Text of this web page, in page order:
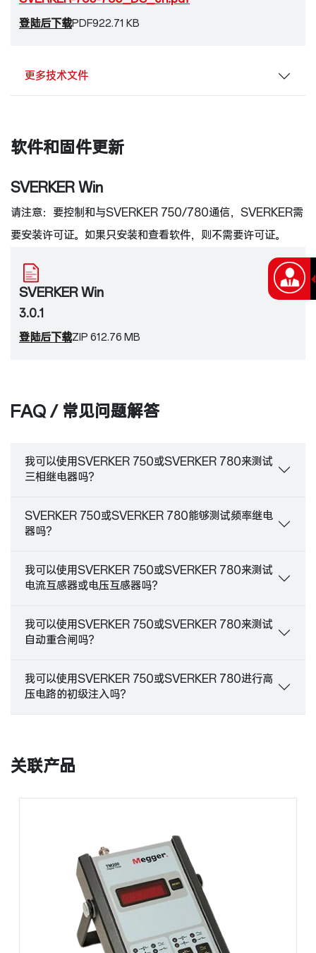
登陆后下载PDF922.71 KB
更多技术文件
软件和固件更新
SVERKER Win
请注意：要控制和与SVERKER 750/780通信，SVERKER需
要安装许可证。如果只安装和查看软件，则不需要许可证。
SVERKER Win
3.0.1
登陆后下载ZIP 612.76 MB
FAQ / 常见问题解答
我可以使用SVERKER 750或SVERKER 780来测试
三相继电器吗？
SVERKER 750或SVERKER 780能够测试频率继电
器吗？
我可以使用SVERKER 750或SVERKER 780来测试
电流互感器或电压互感器吗？
我可以使用SVERKER 750或SVERKER 780来测试
自动重合闸吗？
我可以使用SVERKER 750或SVERKER 780进行高
压电路的初级注入吗？
关联产品